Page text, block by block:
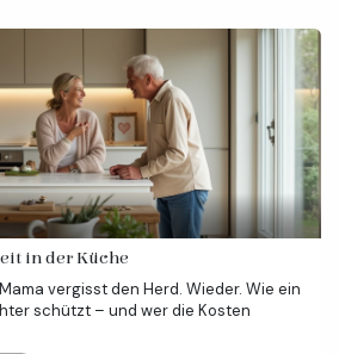
in der Küche
vergisst den Herd. Wieder. Wie ein
schützt – und wer die Kosten